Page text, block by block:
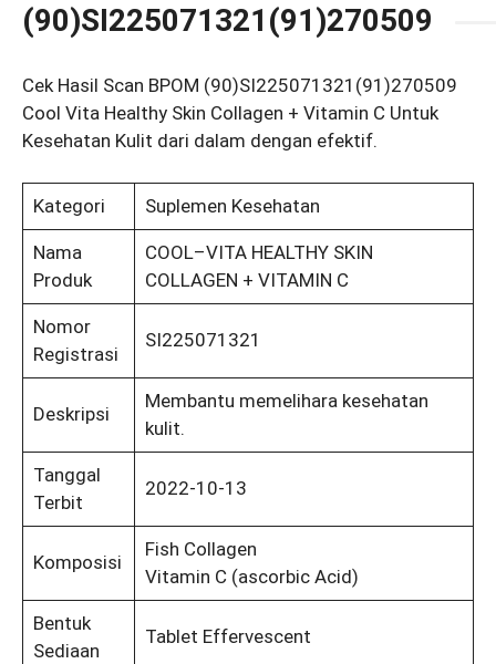
(90)SI225071321(91)270509
Cek Hasil Scan BPOM (90)SI225071321(91)270509
Cool Vita Healthy Skin Collagen + Vitamin C Untuk
Kesehatan Kulit dari dalam dengan efektif.
Kategori Suplemen Kesehatan
Nama
Produk
COOL–VITA HEALTHY SKIN
COLLAGEN + VITAMIN C
Nomor
Registrasi
SI225071321
Deskripsi
Membantu memelihara kesehatan
kulit.
Tanggal
Terbit
2022-10-13
Komposisi
Fish Collagen
Vitamin C (ascorbic Acid)
Bentuk
Sediaan
Tablet Effervescent